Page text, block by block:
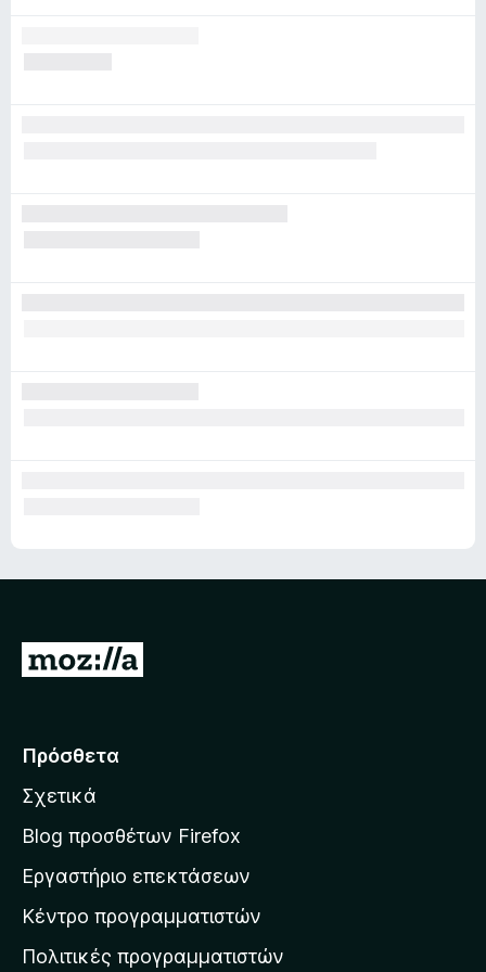
Μ
ά
α
σ
σ
τ
η
Πρόσθετα
Σχετικά
Blog προσθέτων Firefox
Εργαστήριο επεκτάσεων
Κέντρο προγραμματιστών
Πολιτικές προγραμματιστών